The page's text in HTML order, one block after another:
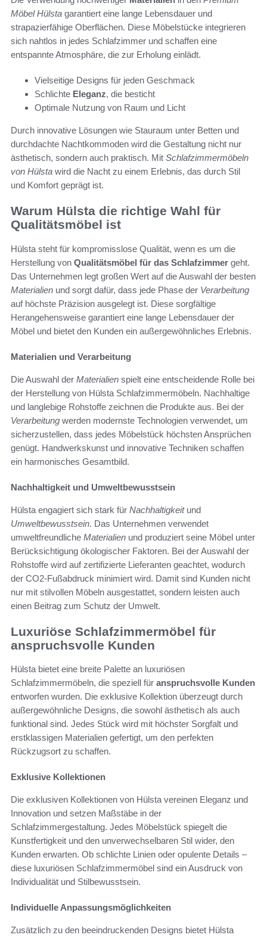
Möbel Hülsta garantiert eine lange Lebensdauer und
strapazierfähige Oberflächen. Diese Möbelstücke integrieren
sich nahtlos in jedes Schlafzimmer und schaffen eine
entspannte Atmosphäre, die zur Erholung einlädt.
Vielseitige Designs für jeden Geschmack
Schlichte Eleganz, die besticht
Optimale Nutzung von Raum und Licht
Durch innovative Lösungen wie Stauraum unter Betten und
durchdachte Nachtkommoden wird die Gestaltung nicht nur
ästhetisch, sondern auch praktisch. Mit Schlafzimmermöbeln
von Hülsta wird die Nacht zu einem Erlebnis, das durch Stil
und Komfort geprägt ist.
Warum Hülsta die richtige Wahl für
Qualitätsmöbel ist
Hülsta steht für kompromisslose Qualität, wenn es um die
Herstellung von Qualitätsmöbel für das Schlafzimmer geht.
Das Unternehmen legt großen Wert auf die Auswahl der besten
Materialien und sorgt dafür, dass jede Phase der Verarbeitung
auf höchste Präzision ausgelegt ist. Diese sorgfältige
Herangehensweise garantiert eine lange Lebensdauer der
Möbel und bietet den Kunden ein außergewöhnliches Erlebnis.
Materialien und Verarbeitung
Die Auswahl der Materialien spielt eine entscheidende Rolle bei
der Herstellung von Hülsta Schlafzimmermöbeln. Nachhaltige
und langlebige Rohstoffe zeichnen die Produkte aus. Bei der
Verarbeitung werden modernste Technologien verwendet, um
sicherzustellen, dass jedes Möbelstück höchsten Ansprüchen
genügt. Handwerkskunst und innovative Techniken schaffen
ein harmonisches Gesamtbild.
Nachhaltigkeit und Umweltbewusstsein
Hülsta engagiert sich stark für Nachhaltigkeitund
Umweltbewusstsein. Das Unternehmen verwendet
umweltfreundliche Materialien und produziert seine Möbel unter
Berücksichtigung ökologischer Faktoren. Bei der Auswahl der
Rohstoffe wird auf zertifizierte Lieferanten geachtet, wodurch
der CO2-Fußabdruck minimiert wird. Damit sind Kunden nicht
nur mit stilvollen Möbeln ausgestattet, sondern leisten auch
einen Beitrag zum Schutz der Umwelt.
Luxuriöse Schlafzimmermöbel für
anspruchsvolle Kunden
Hülsta bietet eine breite Palette an luxuriösen
Schlafzimmermöbeln, die speziell für anspruchsvolle Kunden
entworfen wurden. Die exklusive Kollektion überzeugt durch
außergewöhnliche Designs, die sowohl ästhetisch als auch
funktional sind. Jedes Stück wird mit höchster Sorgfalt und
erstklassigen Materialien gefertigt, um den perfekten
Rückzugsort zu schaffen.
Exklusive Kollektionen
Die exklusiven Kollektionen von Hülsta vereinen Eleganz und
Innovation und setzen Maßstäbe in der
Schlafzimmergestaltung. Jedes Möbelstück spiegelt die
Kunstfertigkeit und den unverwechselbaren Stil wider, den
Kunden erwarten. Ob schlichte Linien oder opulente Details –
diese luxuriösen Schlafzimmermöbel sind ein Ausdruck von
Individualität und Stilbewusstsein.
Individuelle Anpassungsmöglichkeiten
Zusätzlich zu den beeindruckenden Designs bietet Hülsta